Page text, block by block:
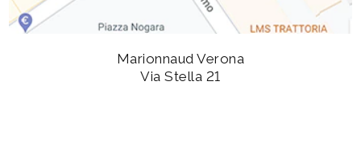
Marionnaud Verona
Via Stella 21